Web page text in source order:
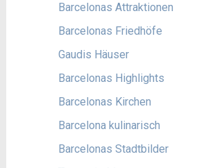
Barcelonas Attraktionen
Barcelonas Friedhöfe
Gaudis Häuser
Barcelonas Highlights
Barcelonas Kirchen
Barcelona kulinarisch
Barcelonas Stadtbilder